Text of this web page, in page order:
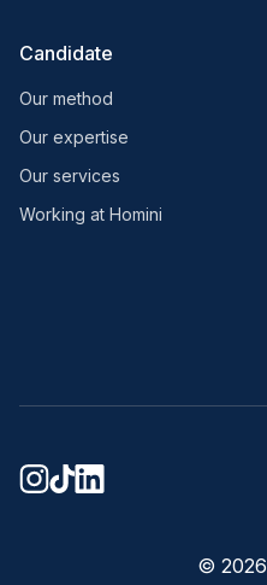
Candidate
Our method
Our expertise
Our services
Working at Homini
© 2026